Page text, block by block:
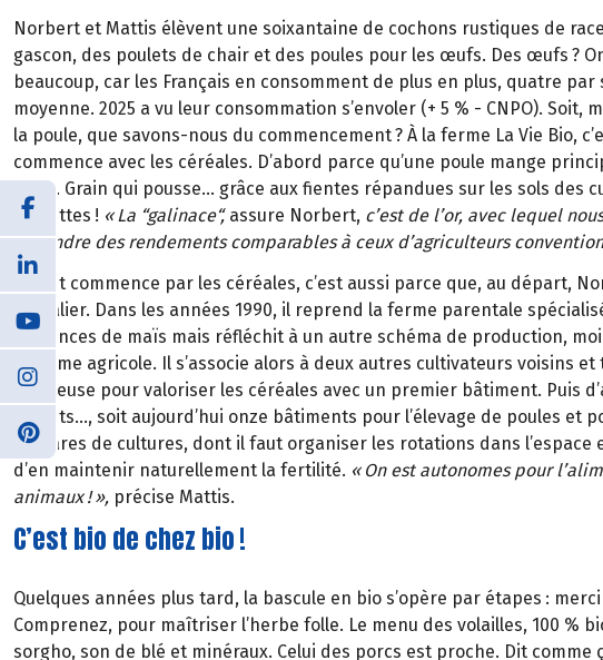
Norbert et Mattis élèvent une soixantaine de cochons rustiques de
gascon, des poulets de chair et des poules pour les œufs. Des œufs ?
beaucoup, car les Français en consomment de plus en plus, quatre par
moyenne. 2025 a vu leur consommation s’envoler (+ 5 % - CNPO). Soit,
la poule, que savons-nous du commencement? À la ferme La Vie Bio,
commence avec les céréales. D’abord parce qu’une poule mange
grain. Grain qui pousse… grâce aux fientes répandues sur les sols des
poulettes ! « La “galinace“,assure Norbert, c’est de l’or, avec lequel
atteindre des rendements comparables à ceux d’agriculteurs
Si tout commence par les céréales, c’est aussi parce que, au départ,
céréalier. Dans les années 1990, il reprend la ferme parentale
semences de maïs mais réfléchit à un autre schéma de production,
système agricole. Il s’associe alors à deux autres cultivateurs voisins
pondeuse pour valoriser les céréales avec un premier bâtiment. Puis
poulets…, soit aujourd’hui onze bâtiments pour l’élevage de poules et
hectares de cultures, dont il faut organiser les rotations dans l’espace
d’en maintenir naturellement la fertilité. « On est autonomes pour l’
animaux ! », précise Mattis.
C’est bio de chez bio !
Quelques années plus tard, la bascule en bio s’opère par étapes :
Comprenez, pour maîtriser l’herbe folle. Le menu des volailles, 100 %
sorgho, son de blé et minéraux. Celui des porcs est proche. Dit comme ç